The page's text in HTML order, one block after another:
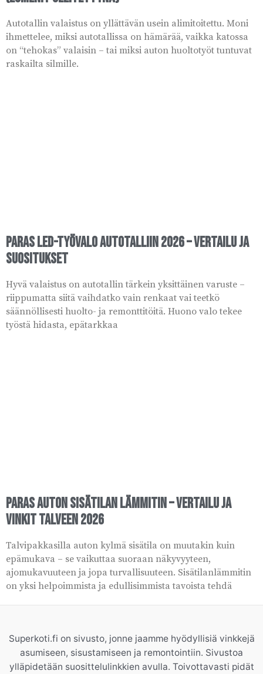
Autotallin valaistus on yllättävän usein alimitoitettu. Moni
ihmettelee, miksi autotallissa on hämärää, vaikka katossa
on “tehokas” valaisin – tai miksi auton huoltotyöt tuntuvat
raskailta silmille.
Paras LED-työvalo autotalliin 2026 – vertailu ja
suositukset
Hyvä valaistus on autotallin tärkein yksittäinen varuste –
riippumatta siitä vaihdatko vain renkaat vai teetkö
säännöllisesti huolto- ja remonttitöitä. Huono valo tekee
työstä hidasta, epätarkkaa
Paras auton sisätilan lämmitin – vertailu ja
vinkit talveen 2026
Talvipakkasilla auton kylmä sisätila on muutakin kuin
epämukava – se vaikuttaa suoraan näkyvyyteen,
ajomukavuuteen ja jopa turvallisuuteen. Sisätilanlämmitin
on yksi helpoimmista ja edullisimmista tavoista tehdä
Superkoti.fi on sivusto, jonne jaamme hyödyllisiä vinkkejä
asumiseen, sisustamiseen ja remontointiin. Sivustoa
ylläpidetään suosittelulinkkien avulla. Toivottavasti pidät